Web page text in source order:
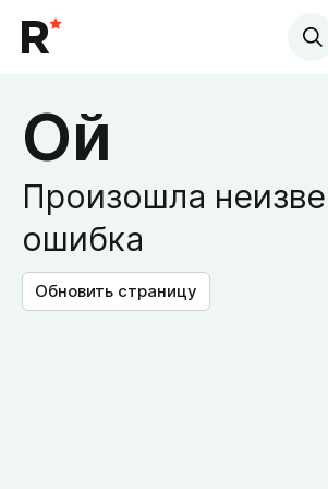
Ой
Произошла
ошибка
Обновить страницу